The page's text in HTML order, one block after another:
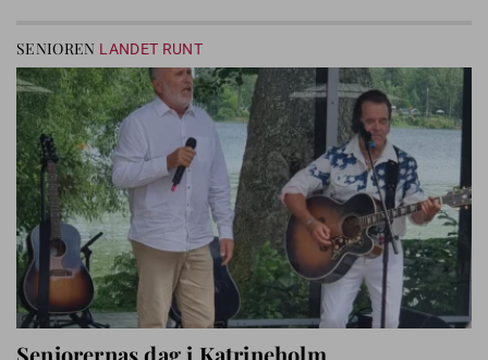
SENIOREN LANDET RUNT
Seniorernas dag i Katrineholm